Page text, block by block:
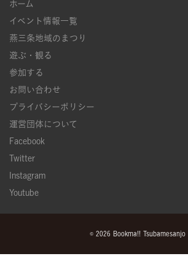
ホーム
イベント情報一覧
燕三条地域のまつり
遊ぶ・観る
参加する
お問い合わせ
プライバシーポリシー
運営団体について
Facebook
Twitter
Instagram
Youtube
© 2026 Bookma!! Tsubamesanjo